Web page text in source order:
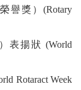
譽獎）(Rotary
表揚狀 (World
Rotaract Week